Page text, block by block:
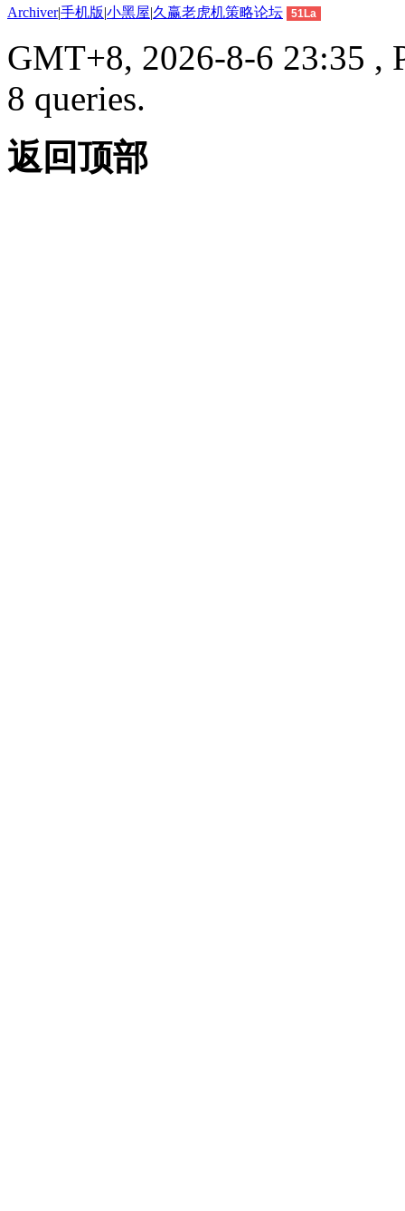
Archiver|手机版|小黑屋|久赢老虎机策略论坛 51La
GMT+8, 2026-8-6 23:35 ,
8 queries.
返回顶部